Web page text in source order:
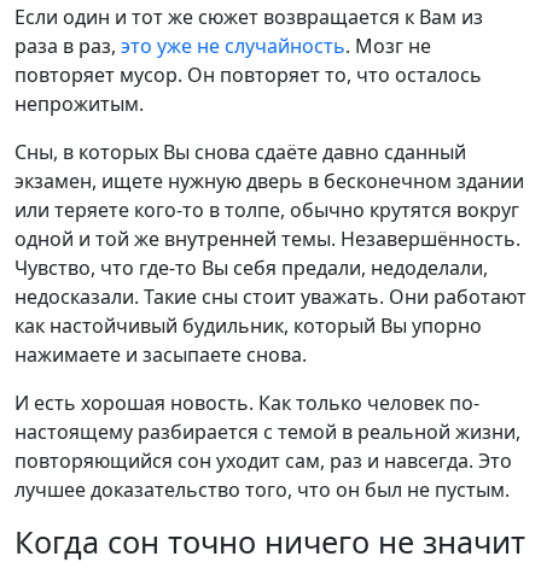
Если один и тот же сюжет возвращается к Вам из
раза в раз, это уже не случайность. Мозг не
повторяет мусор. Он повторяет то, что осталось
непрожитым.
Сны, в которых Вы снова сдаёте давно сданный
экзамен, ищете нужную дверь в бесконечном здании
или теряете кого-то в толпе, обычно крутятся вокруг
одной и той же внутренней темы. Незавершённость.
Чувство, что где-то Вы себя предали, недоделали,
недосказали. Такие сны стоит уважать. Они работают
как настойчивый будильник, который Вы упорно
нажимаете и засыпаете снова.
И есть хорошая новость. Как только человек по-
настоящему разбирается с темой в реальной жизни,
повторяющийся сон уходит сам, раз и навсегда. Это
лучшее доказательство того, что он был не пустым.
Когда сон точно ничего не значит